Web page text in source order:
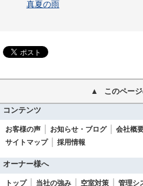
真夏の雨
このペー
コンテンツ
お客様の声 お知らせ・ブログ 会社概
サイトマップ
採用情報
オーナー様へ
トップ 当社の強み 空室対策 管理シ